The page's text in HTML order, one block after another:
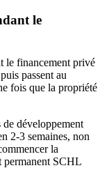
le
le financement privé
passent au
fois que la propriété
de développement
2-3 semaines, non
la
permanent SCHL